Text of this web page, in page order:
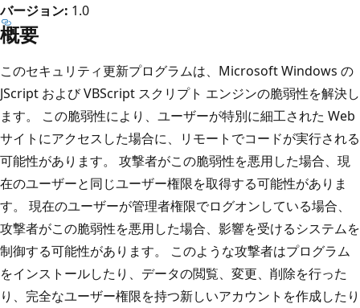
バージョン: 1.0
概要
このセキュリティ更新プログラムは、Microsoft Windows の
JScript および VBScript スクリプト エンジンの脆弱性を解決し
ます。 この脆弱性により、ユーザーが特別に細工された Web
サイトにアクセスした場合に、リモートでコードが実行される
可能性があります。 攻撃者がこの脆弱性を悪用した場合、現
在のユーザーと同じユーザー権限を取得する可能性がありま
す。 現在のユーザーが管理者権限でログオンしている場合、
攻撃者がこの脆弱性を悪用した場合、影響を受けるシステムを
制御する可能性があります。 このような攻撃者はプログラム
をインストールしたり、データの閲覧、変更、削除を行った
り、完全なユーザー権限を持つ新しいアカウントを作成したり